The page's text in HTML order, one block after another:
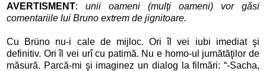
AVERTISMENT: unii oameni (mulţi oameni) vor găsi
comentariile lui Bruno extrem de jignitoare.
Cu Brüno nu-i cale de mijloc. Ori îl vei iubi imediat şi
definitiv. Ori îl vei urî cu patimă. Nu e homo-ul jumătăţilor de
măsură. Parcă-mi şi imaginez un dialog la filmări: “-Sacha,